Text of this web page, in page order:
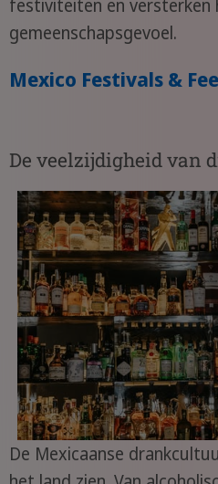
festiviteiten en versterken
gemeenschapsgevoel.
Mexico Festivals &
De veelzijdigheid van
De Mexicaanse